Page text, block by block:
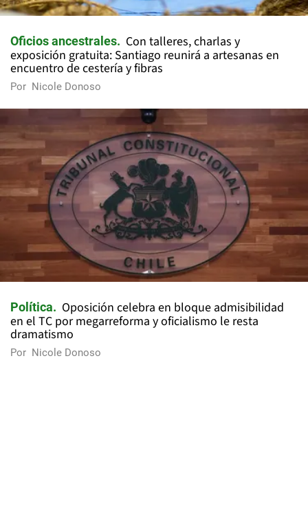
Oficios ancestrales
Con talleres, charlas y
exposición gratuita: Santiago reunirá a artesanas en
encuentro de cestería y fibras
Por Nicole Donoso
Política
Oposición celebra en bloque admisibilidad
en el TC por megarreforma y oficialismo le resta
dramatismo
Por Nicole Donoso